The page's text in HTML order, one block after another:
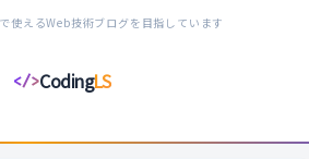
使えるWeb技術ブログを目指しています
</>CodingLS
コ
デ